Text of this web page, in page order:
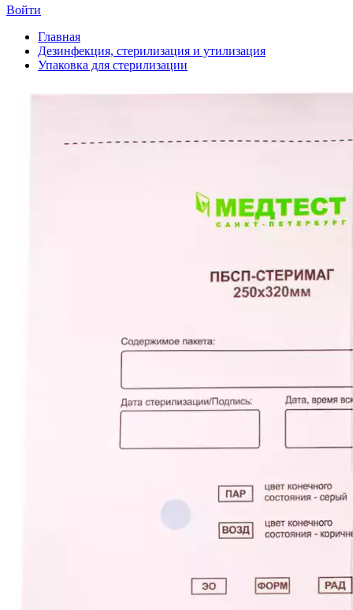
Войти
Главная
Дезинфекция, стерилизация и утилизация
Упаковка для стерилизации